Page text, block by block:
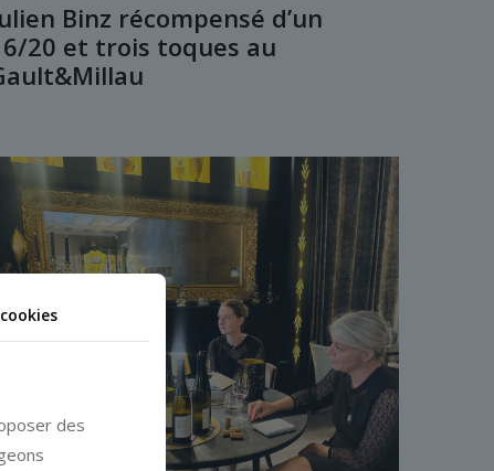
Binz récompensé d’un
20 et trois toques au
des